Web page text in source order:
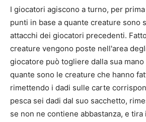
I giocatori agiscono a turno, per
punti in base a quante creature sono
attacchi dei giocatori precedenti.
creature vengono poste nell'area
giocatore può togliere dalla sua
quante sono le creature che hanno
rimettendo i dadi sulle carte
pesca sei dadi dal suo sacchetto,
se non ne contiene abbastanza, e